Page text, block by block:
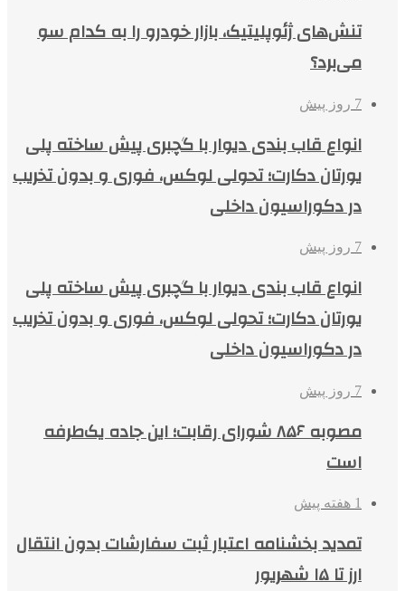
تنش‌های ژئوپلیتیک، بازار خودرو را به کدام سو
می‌برد؟
7 روز پیش
انواع قاب بندی دیوار با گچبری پیش ساخته پلی
یورتان دکارت؛ تحولی لوکس، فوری و بدون تخریب
در دکوراسیون داخلی
7 روز پیش
انواع قاب بندی دیوار با گچبری پیش ساخته پلی
یورتان دکارت؛ تحولی لوکس، فوری و بدون تخریب
در دکوراسیون داخلی
7 روز پیش
مصوبه ۸۵۶ شورای رقابت؛ این جاده یک‌طرفه
است
1 هفته پیش
تمدید بخشنامه اعتبار ثبت سفارشات بدون انتقال
ارز تا ۱۵ شهریور